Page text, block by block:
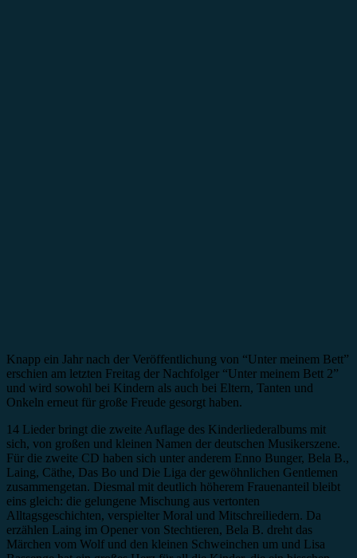
Knapp ein Jahr nach der Veröffentlichung von “Unter meinem Bett”
erschien am letzten Freitag der Nachfolger “Unter meinem Bett 2”
und wird sowohl bei Kindern als auch bei Eltern, Tanten und
Onkeln erneut für große Freude gesorgt haben.
14 Lieder bringt die zweite Auflage des Kinderliederalbums mit
sich, von großen und kleinen Namen der deutschen Musikerszene.
Für die zweite CD haben sich unter anderem Enno Bunger, Bela B.,
Laing, Cäthe, Das Bo und Die Liga der gewöhnlichen Gentlemen
zusammengetan. Diesmal mit deutlich höherem Frauenanteil bleibt
eins gleich: die gelungene Mischung aus vertonten
Alltagsgeschichten, verspielter Moral und Mitschreiliedern. Da
erzählen Laing im Opener von Stechtieren, Bela B. dreht das
Märchen vom Wolf und den kleinen Schweinchen um und Lisa